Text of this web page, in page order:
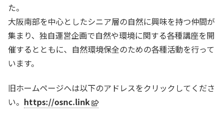
た。
大阪南部を中心としたシニア層の自然に興味を持つ仲間が
集まり、独自運営企画で自然や環境に関する各種講座を開
催するとともに、自然環境保全のための各種活動を行って
います。
旧ホームページへは以下のアドレスをクリックしてくださ
い。 https://osnc.link